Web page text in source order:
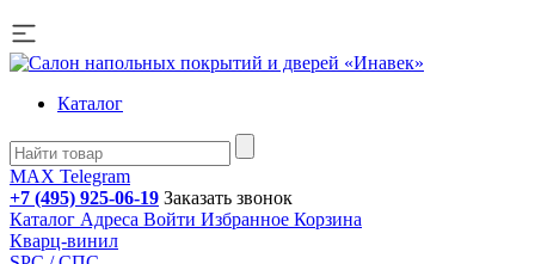
Каталог
MAX Telegram
+7 (495) 925-06-19 Заказать звонок
Каталог Адреса Войти Избранное Корзина
Кварц-винил